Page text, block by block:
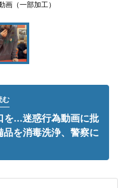
画（一部加工）
む
を...迷惑行為動画に批
を消毒洗浄、警察に